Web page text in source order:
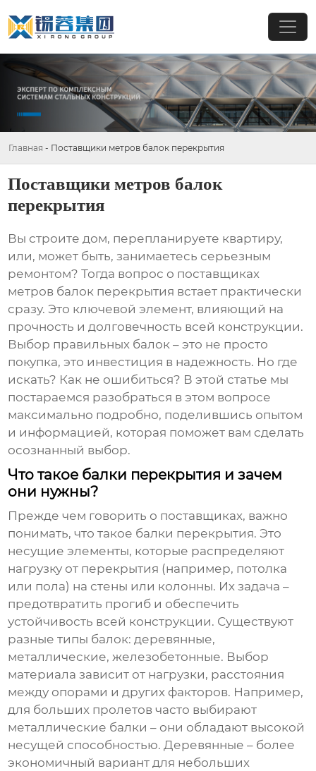
Главная - Поставщики метров балок перекрытия
Поставщики метров балок
перекрытия
Вы строите дом, перепланируете квартиру,
или, может быть, занимаетесь серьезным
ремонтом? Тогда вопрос о поставщиках
метров балок перекрытия встает практически
сразу. Это ключевой элемент, влияющий на
прочность и долговечность всей конструкции.
Выбор правильных балок – это не просто
покупка, это инвестиция в надежность. Но где
искать? Как не ошибиться? В этой статье мы
постараемся разобраться в этом вопросе
максимально подробно, поделившись опытом
и информацией, которая поможет вам сделать
осознанный выбор.
Что такое балки перекрытия и зачем
они нужны?
Прежде чем говорить о поставщиках, важно
понимать, что такое балки перекрытия. Это
несущие элементы, которые распределяют
нагрузку от перекрытия (например, потолка
или пола) на стены или колонны. Их задача –
предотвратить прогиб и обеспечить
устойчивость всей конструкции. Существуют
разные типы балок: деревянные,
металлические, железобетонные. Выбор
материала зависит от нагрузки, расстояния
между опорами и других факторов. Например,
для больших пролетов часто выбирают
металлические балки – они обладают высокой
несущей способностью. Деревянные – более
экономичный вариант для небольших